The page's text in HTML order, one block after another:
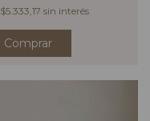
$5.333,17 sin interés
Comprar